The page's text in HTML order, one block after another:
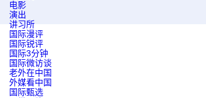
电影
演出
讲习所
国际漫评
国际锐评
国际3分钟
国际微访谈
老外在中国
外媒看中国
国际甄选